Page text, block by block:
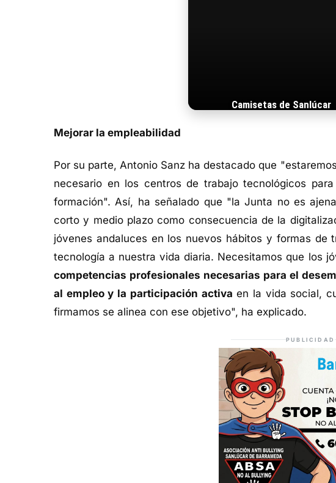
Camisetas de Sanlúcar
Mejorar la empleabilidad
Por su parte, Antonio Sanz ha destacado que
necesario en los centros de trabajo tecnológicos
formación". Así, ha señalado que "la Junta no es
corto y medio plazo como consecuencia de la
jóvenes andaluces en los nuevos hábitos y formas de
tecnología a nuestra vida diaria. Necesitamos que los
competencias profesionales necesarias para el
al empleo y la participación activa en la vida social,
firmamos se alinea con ese objetivo", ha explicado.
PUBLICIDAD